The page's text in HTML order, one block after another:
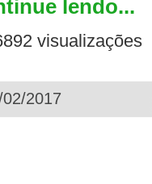
lendo...
visualizações
2017